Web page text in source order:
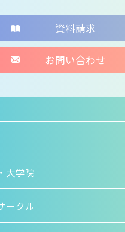
資料請求
お問い合わせ
大学院
ークル